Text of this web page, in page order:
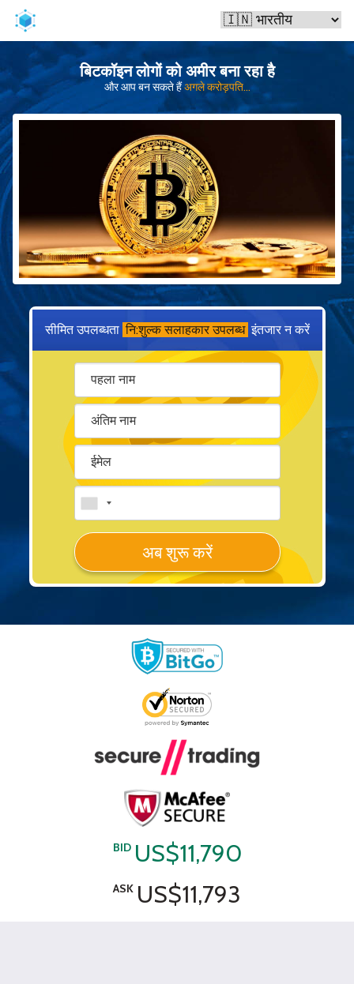
बिटकॉइन लोगों को अमीर बना रहा है
और आप बन सकते हैंअगले करोड़पति...
सीमित उपलब्धता नि:शुल्क सलाहकार उपलब्ध इंतजार न करें
अब शुरू करें
BID US$11,790
ASK US$11,793